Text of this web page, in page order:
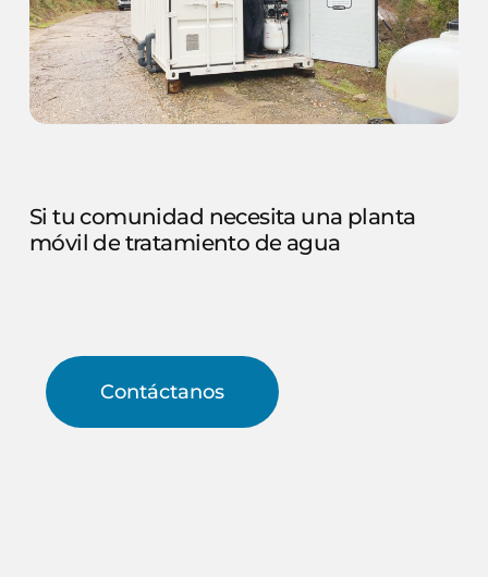
Si tu comunidad necesita una planta
móvil de tratamiento de agua
Contáctanos